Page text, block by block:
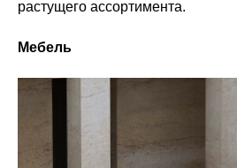
растущего ассортимента.
Мебель